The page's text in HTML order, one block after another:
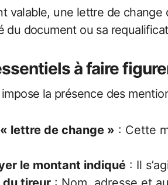
valable, une lettre de change
du document ou sa
à faire
la présence des
lettre de change » : Cette
le montant indiqué : Il